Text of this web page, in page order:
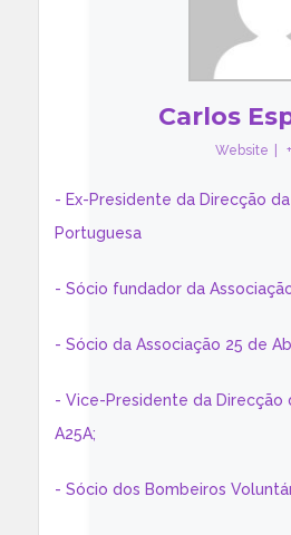
Carlos
Website
- Ex-Presidente da Direcção
Portuguesa
- Sócio fundador da
- Sócio da Associação 25 de
- Vice-Presidente da Direcção
A25A;
- Sócio dos Bombeiros